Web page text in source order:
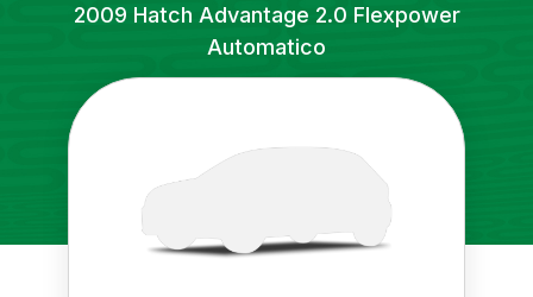
2009 Hatch Advantage 2.0 Flexpower
Automatico